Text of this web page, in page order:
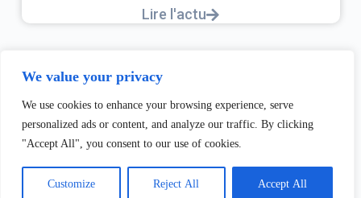
We value your privacy
We use cookies to enhance your browsing experience, serve
personalized ads or content, and analyze our traffic. By clicking
"Accept All", you consent to our use of cookies.
Customize Reject All Accept All
Lire l'actu